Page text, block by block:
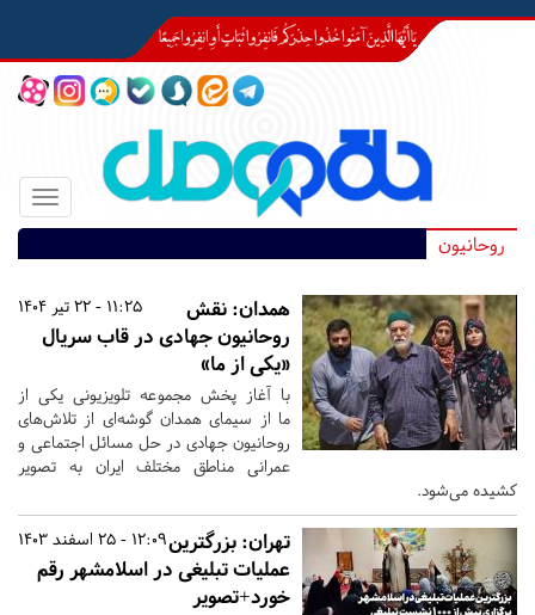
Toggle
روحانیون
11:25 - 22 تیر 1404 همدان: نقش
روحانیون جهادی در قاب سریال
«یکی از ما»
با آغاز پخش مجموعه تلویزیونی یکی از
ما از سیمای همدان گوشه‌ای از تلاش‌های
روحانیون جهادی در حل مسائل اجتماعی و
عمرانی مناطق مختلف ایران به تصویر
کشیده می‌شود.
12:09 - 25 اسفند 1403 تهران: بزرگترین
عملیات تبلیغی در اسلامشهر رقم
خورد+تصویر